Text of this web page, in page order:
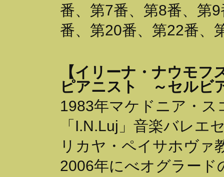
番、第7番、第8番、第
番、第20番、第22番、
【イリーナ・ナウモ
ピアニスト ～セルビ
1983年マケドニア・
「I.N.Luj」音楽バレエ
リカヤ・ペイサホヴァ
2006年にべオグラード